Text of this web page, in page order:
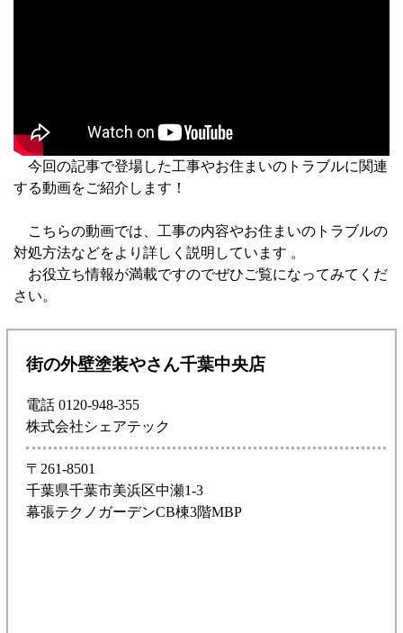
今回の記事で登場した工事やお住まいのトラブルに関連
する動画をご紹介します！
こちらの動画では、工事の内容やお住まいのトラブルの
対処方法などをより詳しく説明しています 。
お役立ち情報が満載ですのでぜひご覧になってみてくだ
さい。
街の外壁塗装やさん千葉中央店
電話 0120-948-355
株式会社シェアテック
〒261-8501
千葉県千葉市美浜区中瀬1-3
幕張テクノガーデンCB棟3階MBP